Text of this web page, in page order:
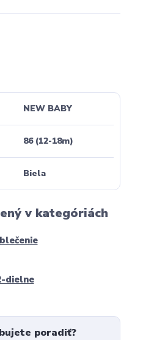
NEW BABY
86 (12-18m)
Biela
v kategóriách
dielne
poradiť?